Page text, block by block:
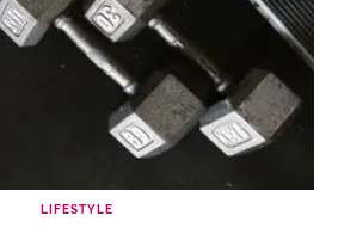
LIFESTYLE